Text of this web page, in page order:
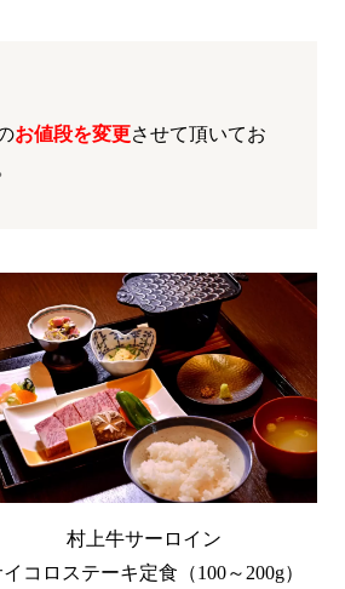
お値段を変更させて頂いてお
村上牛サーロイン
コロステーキ定食（100～200g）